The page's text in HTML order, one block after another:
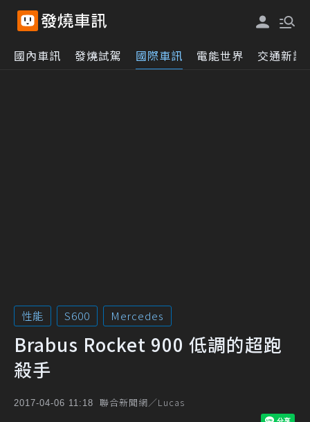
國內車訊 發燒試駕 國際車訊 電能世界 交通新訊
性能 S600 Mercedes
Brabus Rocket 900 低調的超跑
殺手
2017-04-06 11:18 聯合新聞網／Lucas